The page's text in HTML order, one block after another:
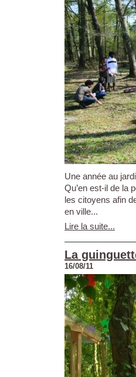
Une année au
Qu’en est-il de la
les citoyens afin
en ville...
Lire la suite...
La
16/08/11